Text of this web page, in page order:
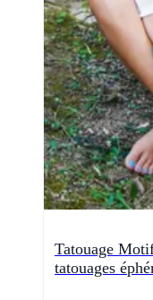
Tatouage
tatouages